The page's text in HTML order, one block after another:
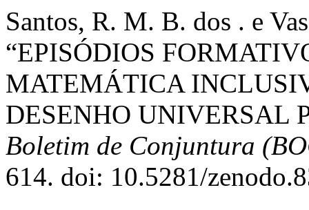
Santos, R. M. B. dos . e
“EPISÓDIOS
MATEMÁTICA
DESENHO UNIVERSAL
Boletim de Conjuntura
614. doi: 10.5281/